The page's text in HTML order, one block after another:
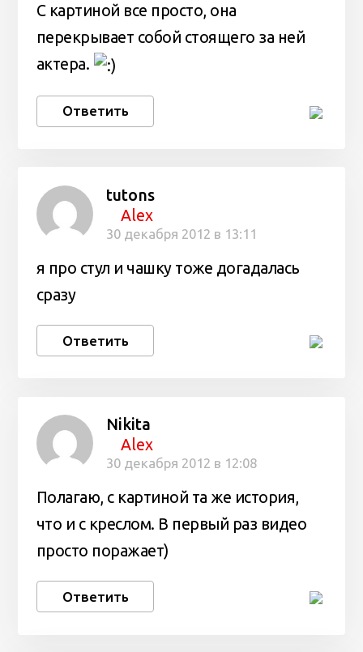
С картиной все просто, она
перекрывает собой стоящего за ней
актера.
Ответить
tutons
Alex
30 декабря 2012 в 13:11
я про стул и чашку тоже догадалась
сразу
Ответить
Nikita
Alex
30 декабря 2012 в 12:08
Полагаю, с картиной та же история,
что и с креслом. В первый раз видео
просто поражает)
Ответить